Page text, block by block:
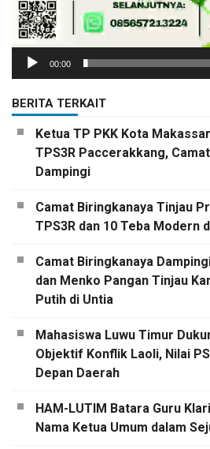
00:00
BERITA TERKAIT
Ketua TP PKK Kota
TPS3R Paccerakkang,
Dampingi
Camat Biringkanaya Tinjau
TPS3R dan 10 Teba Modern
Camat Biringkanaya
dan Menko Pangan Tinjau
Putih di Untia
Mahasiswa Luwu Timur
Objektif Konflik Laoli, Nilai
Depan Daerah
HAM-LUTIM Batara Guru
Nama Ketua Umum dalam